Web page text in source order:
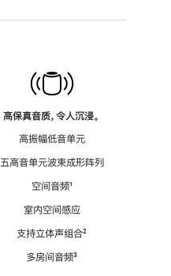
高保真音质，令人沉浸。
高振幅低音单元
五高音单元波束成形阵列
空间音频脚
¹
室内空间感应
支持立体声组合脚
²
多房间音频脚
³